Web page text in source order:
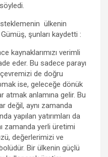
ülkenin
şunları kaydetti :
kaynaklarımızı verimli
eder. Bu sadece parayı
çevremizi de doğru
ise, geleceğe dönük
atmak anlamına gelir. Bu
değil, aynı zamanda
yapılan yatırımları da
zamanda yerli üretimi
değerlerimizi ve
Bir ülkenin güçlü